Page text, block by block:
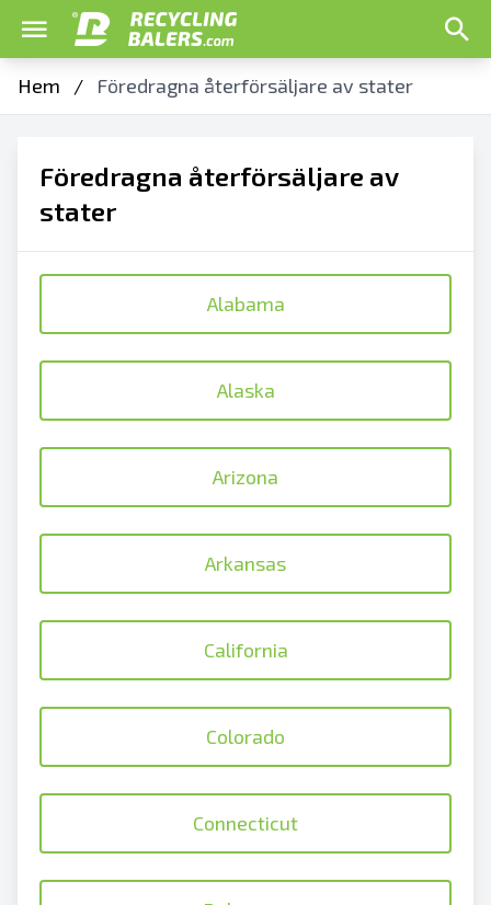
Hem / Föredragna återförsäljare av stater
Föredragna återförsäljare av
stater
Alabama
Alaska
Arizona
Arkansas
California
Colorado
Connecticut